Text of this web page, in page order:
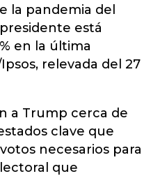
la pandemia del
está
en la última
relevada del 27
a Trump cerca de
clave que
necesarios para
que